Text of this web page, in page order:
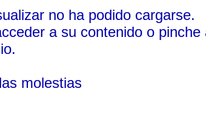
no ha podido cargarse.
a su contenido o pinche
molestias